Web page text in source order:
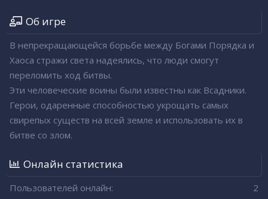
Об игре
В непрекращающейся борьбе между Богами Порядка и
Хаоса стражи света надеялись, что люди смогут
переломить ход битвы.
Эти человеческие воины были известны как Всадники.
Герои, одаренные способностью укрощать самых
свирепых существ на всей земле и использовать их в
битве со злом.
Онлайн статистика
Пользователей онлайн
2